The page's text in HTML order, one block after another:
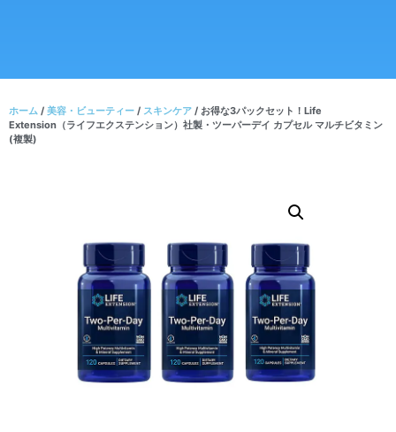
ホーム / 美容・ビューティー / スキンケア / お得な3パックセット！Life
Extension（ライフエクステンション）社製・ツーパーデイ カプセル マルチビタミン
(複製)